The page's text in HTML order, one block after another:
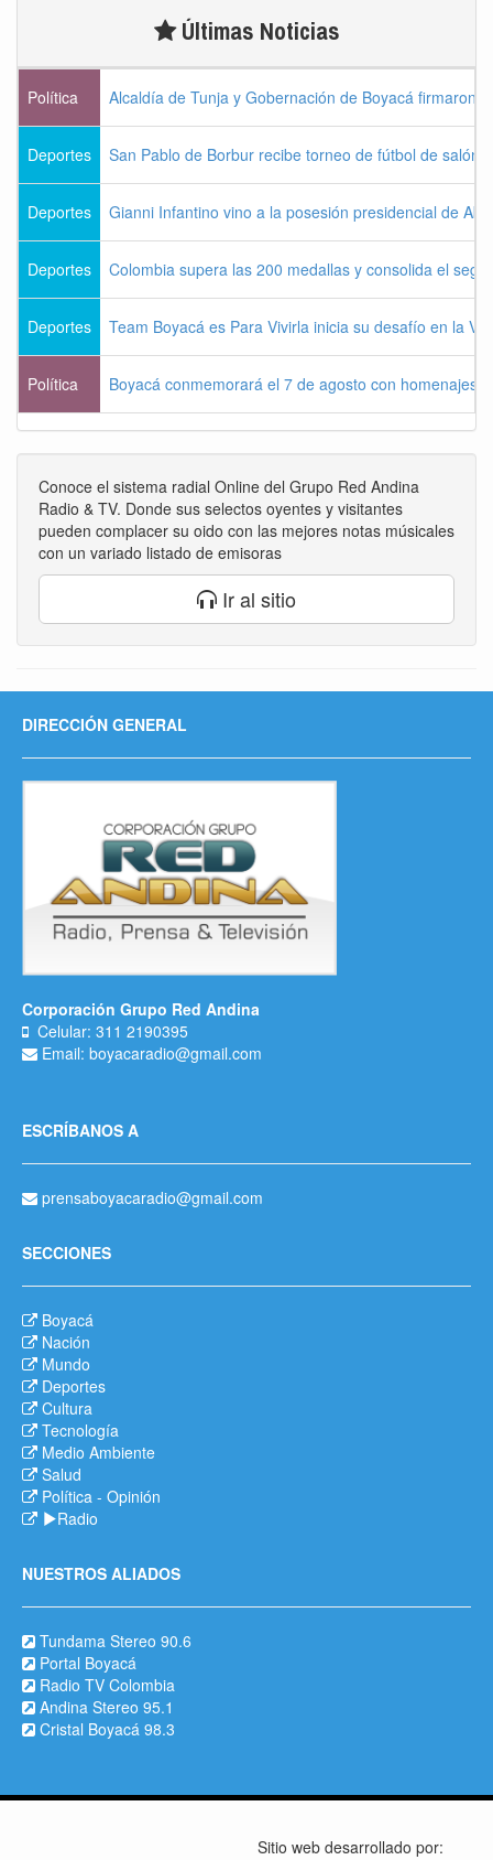
Últimas Noticias
Política Alcaldía de Tunja y Gobernación de Boyacá firmaron
Deportes San Pablo de Borbur recibe torneo de fútbol de salón
Deportes Gianni Infantino vino a la posesión presidencial de
Deportes Colombia supera las 200 medallas y consolida el
Deportes Team Boyacá es Para Vivirla inicia su desafío en la
Política Boyacá conmemorará el 7 de agosto con homenajes
Conoce el sistema radial Online del Grupo Red Andina
Radio & TV. Donde sus selectos oyentes y visitantes
pueden complacer su oido con las mejores notas músicales
con un variado listado de emisoras
Ir al sitio
DIRECCIÓN GENERAL
Corporación Grupo Red Andina
Celular: 311 2190395
Email: boyacaradio@gmail.com
ESCRÍBANOS A
prensaboyacaradio@gmail.com
SECCIONES
Boyacá
Nación
Mundo
Deportes
Cultura
Tecnología
Medio Ambiente
Salud
Política - Opinión
Radio
NUESTROS ALIADOS
Tundama Stereo 90.6
Portal Boyacá
Radio TV Colombia
Andina Stereo 95.1
Cristal Boyacá 98.3
Sitio web desarrollado por: